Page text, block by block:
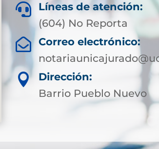

Líneas de atención:
(604) No Reporta

Correo electrónico:

Dirección:
Barrio Pueblo Nuevo